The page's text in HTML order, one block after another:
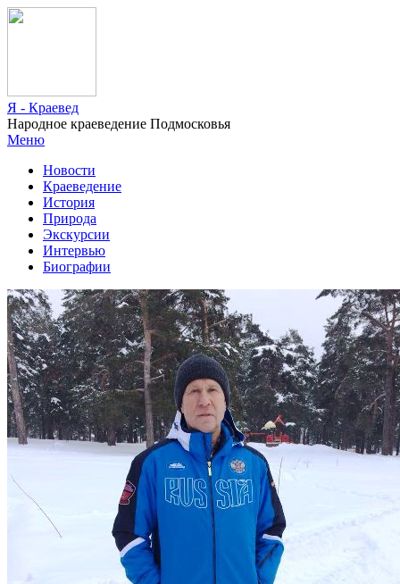
Я - Краевед
Народное краеведение Подмосковья
Меню
Новости
Краеведение
История
Природа
Экскурсии
Интервью
Биографии